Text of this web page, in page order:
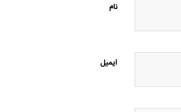
نام
ایمیل